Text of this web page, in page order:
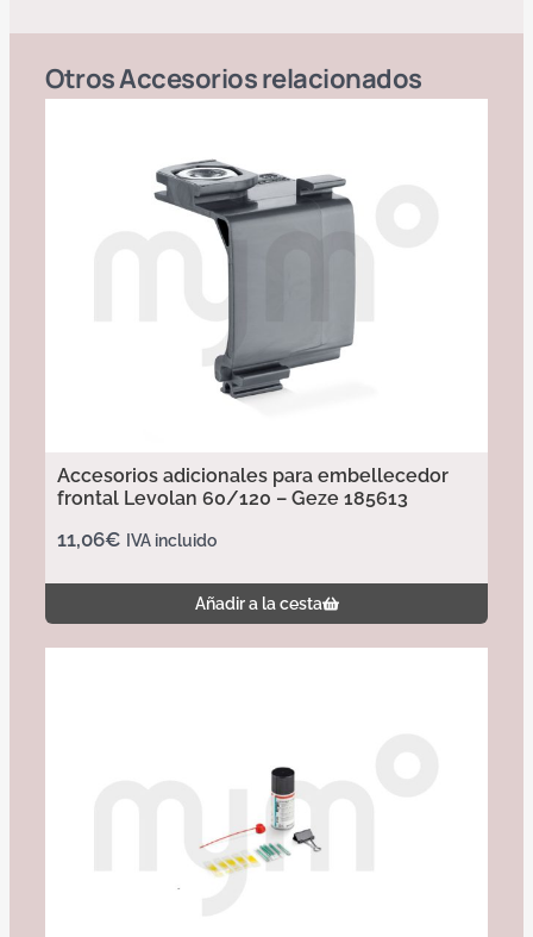
OtrosAccesoriosrelacionados
Accesorios adicionales para embellecedor
frontal Levolan 60/120 – Geze 185613
11,06€ IVA incluido
Añadir a la cesta